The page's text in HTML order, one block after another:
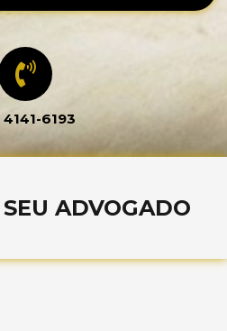
4141-6193
ADVOGADO